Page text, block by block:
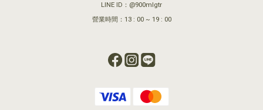
LINE ID：@900mlgtr
營業時間：13 : 00 ~ 19 : 00